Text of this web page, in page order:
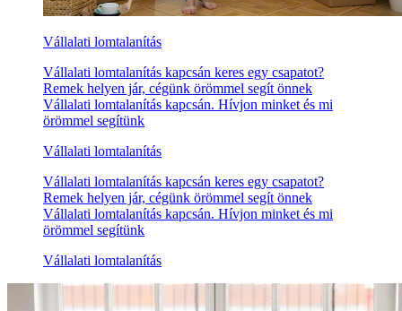
Vállalati lomtalanítás
Vállalati lomtalanítás kapcsán keres egy csapatot?
Remek helyen jár, cégünk örömmel segít önnek
Vállalati lomtalanítás kapcsán. Hívjon minket és mi
örömmel segítünk
Vállalati lomtalanítás
Vállalati lomtalanítás kapcsán keres egy csapatot?
Remek helyen jár, cégünk örömmel segít önnek
Vállalati lomtalanítás kapcsán. Hívjon minket és mi
örömmel segítünk
Vállalati lomtalanítás